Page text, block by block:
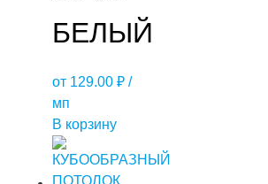
БЕЛЫЙ
от 129.00 ₽ /
мп
В корзину